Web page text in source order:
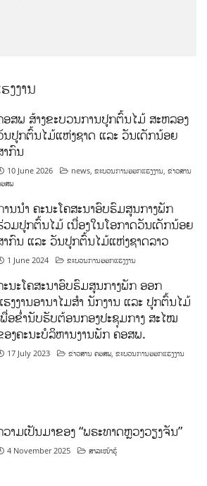
ງງານ
ອສພ ສ້າງຂະບວນການປູກຕົ້ນໄມ້ ສະຫລອງ
ນປູກຕົ້ນໄມ້ແຫ່ງຊາດ ແລະ ວັນເດັກນ້ອຍ
າກົນ
10 June 2026 news,ຂະບວນການອອກແຮງງານ,ຂ່າວສານ
ສພ
ານນໍາ ຄະນະໂຄສະນາອົບຮົມສູນກາງພັກ
ວມປູກຕົ້ນໄມ້ ເນື່ອງໃນໂອກາດວັນເດັກນ້ອຍ
າກົນ ແລະ ວັນປູກຕົ້ນໄມ້ແຫ່ງຊາດລາວ
1 June 2024 ຂະບວນການອອກແຮງງານ
ະນະໂຄສະນາອົບຮົມສູນກາງພັກ ອອກ
ຮງງານອານາໄມສໍາ ນັກງານ ແລະ ປູກຕົ້ນໄມ້
ພື່ອຂໍ່ານັບຮັບຕ້ອນກອງປະຊຸມກາງ ສະໄໝ
ອງຄະນະບໍລິຫານງານພັກ ຄອສພ.
17 July 2023 ຂ່າວສານ ຄອສພ,ຂະບວນການອອກແຮງງານ
ວາມເປັນມາຂອງ “ພຣະທາດຫຼວງວຽງຈັນ”
4 November 2025 ສາລະໜ້າຮູ້